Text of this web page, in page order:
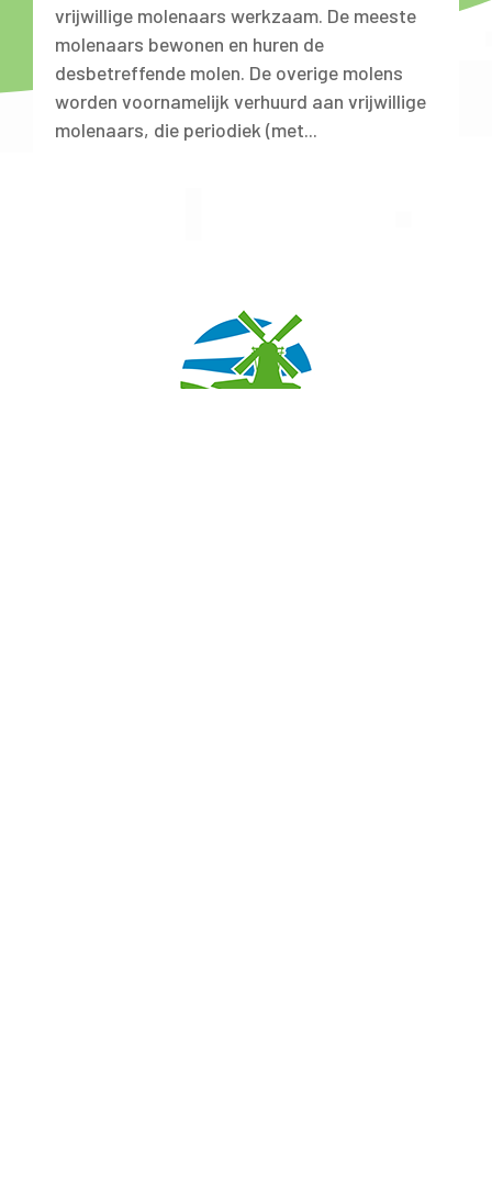
vrijwillige molenaars werkzaam. De meeste
molenaars bewonen en huren de
desbetreffende molen. De overige molens
worden voornamelijk verhuurd aan vrijwillige
molenaars, die periodiek (met...